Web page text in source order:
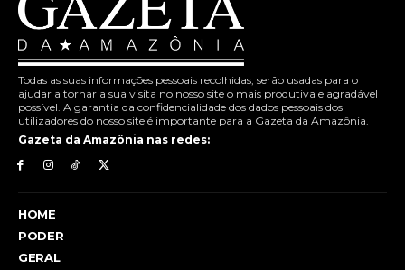
Todas as suas informações pessoais recolhidas, serão usadas para o
ajudar a tornar a sua visita no nosso site o mais produtiva e agradável
possível. A garantia da confidencialidade dos dados pessoais dos
utilizadores do nosso site é importante para a Gazeta da Amazônia.
Gazeta da Amazônia nas redes:
HOME
PODER
GERAL